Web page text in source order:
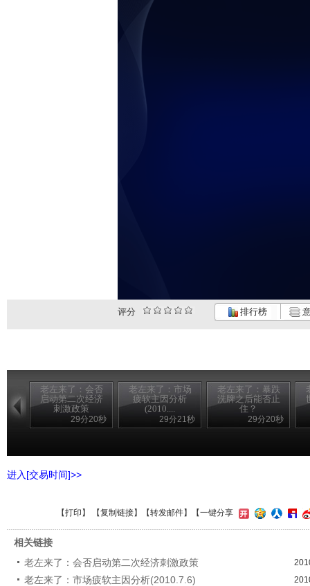
评分 排行榜
老左来了：会否
启动第二次经济
刺激政策
29分20秒
老左来了：市场
疲软主因分析
(2010....
29分21秒
老左来了：暴跌
洗牌之后能否止
住？
29分20秒
进入[交易时间]>>
【打印 】 【复制链接】【转发邮件】 【一键分享
相关链接
老左来了：会否启动第二次经济刺激政策
老左来了：市场疲软主因分析(2010.7.6)